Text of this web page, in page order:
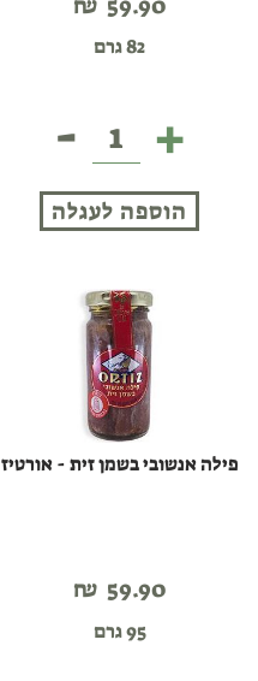
82 גרם
+
טונה
לבנה
זית
-
-
הוספה לעגלה
פילה אנשובי בשמן זית - אורטיז
₪ 59.90
95 גרם